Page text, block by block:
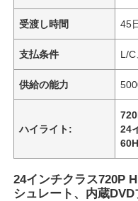
受渡し時間 45
支払条件 L/
供給の能力
ハイライト:
24
24インチクラス720P
シュレート、内蔵DVD